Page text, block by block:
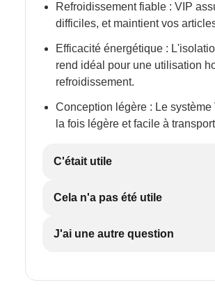
Refroidissement fiable : VIP
difficiles, et maintient vos
Efficacité énergétique :
rend idéal pour une utilisation
refroidissement.
Conception légère : Le
la fois légère et facile à
C'était utile
Cela n'a pas été utile
J'ai une autre question